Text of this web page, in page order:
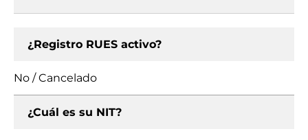
¿Registro RUES activo?
No / Cancelado
¿Cuál es su NIT?